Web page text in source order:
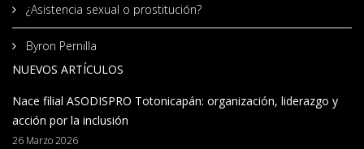
¿Asistencia sexual o prostitución?
Byron Pernilla
NUEVOS ARTÍCULOS
Nace filial ASODISPRO Totonicapán: organización, liderazgo y
acción por la inclusión
26 Marzo 2026